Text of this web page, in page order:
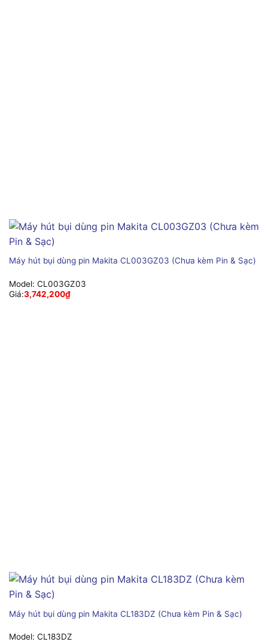
Máy hút bụi dùng pin Makita CL003GZ03 (Chưa kèm Pin & Sạc)
Model: CL003GZ03
Giá:3,742,200₫
Máy hút bụi dùng pin Makita CL183DZ (Chưa kèm Pin & Sạc)
Model: CL183DZ